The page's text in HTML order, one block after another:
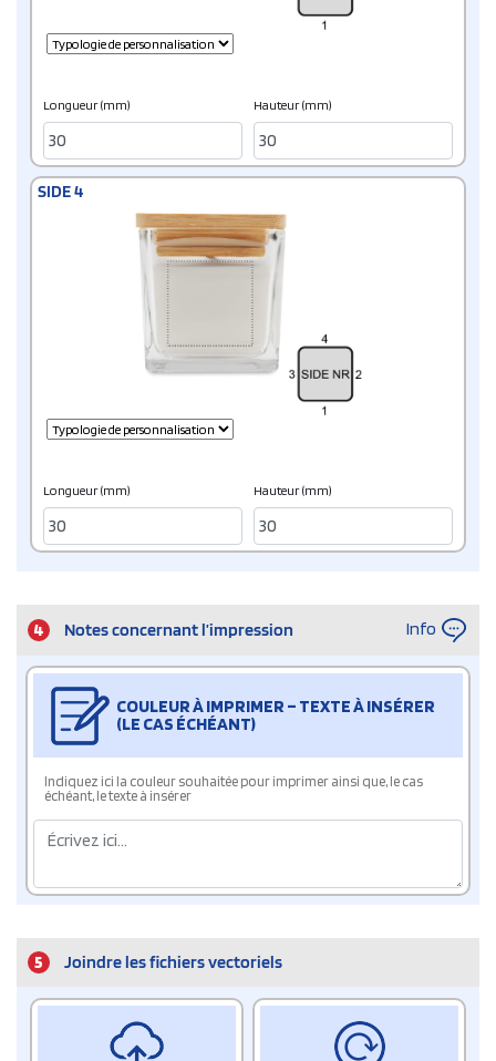
Longueur (mm) Hauteur (mm)
SIDE 4
Longueur (mm) Hauteur (mm)
4 Notes concernant l’impression Info
COULEUR À IMPRIMER – TEXTE À INSÉRER
(LE CAS ÉCHÉANT)
Indiquez ici la couleur souhaitée pour imprimer ainsi que, le cas
échéant, le texte à insérer
5 Joindre les fichiers vectoriels